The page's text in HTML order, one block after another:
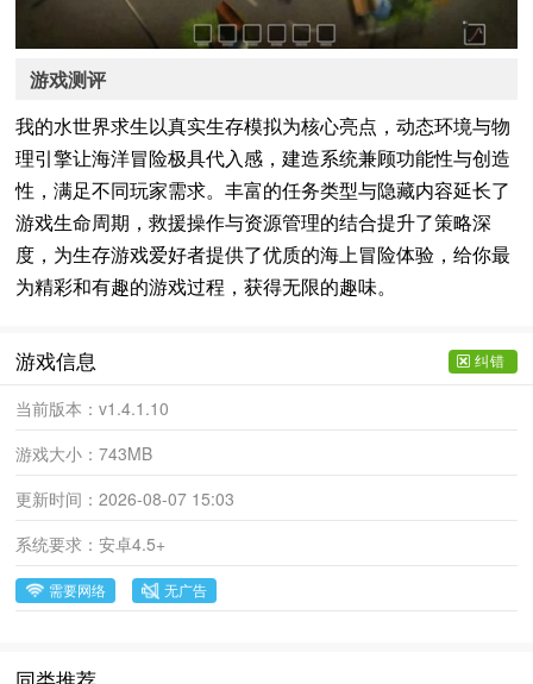
游戏测评
我的水世界求生以真实生存模拟为核心亮点，动态环境与物
理引擎让海洋冒险极具代入感，建造系统兼顾功能性与创造
性，满足不同玩家需求。丰富的任务类型与隐藏内容延长了
游戏生命周期，救援操作与资源管理的结合提升了策略深
度，为生存游戏爱好者提供了优质的海上冒险体验，给你最
为精彩和有趣的游戏过程，获得无限的趣味。
游戏信息
当前版本：v1.4.1.10
游戏大小：743MB
更新时间：2026-08-07 15:03
系统要求：安卓4.5+
需要网络 无广告
纠错